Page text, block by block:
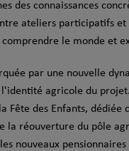
des connaissances
ateliers participatifs et
le monde et
par une nouvelle
l'identité agricole du
Fête des Enfants, dédiée
la réouverture du pôle
nouveaux